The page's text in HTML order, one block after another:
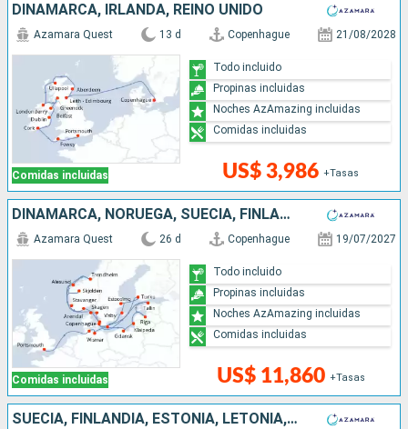
DINAMARCA, IRLANDA, REINO UNIDO
Comidas incluidas
Azamara Quest 13 d Copenhague 21/08/2028
US$ 3,986 +Tasas
Todo incluido
Propinas incluidas
Noches AzAmazing incluidas
Comidas incluidas
DINAMARCA, NORUEGA, SUECIA, FINLANDIA, ESTONIA, LETONIA, LITUANIA, POLONIA, ALEMANIA, REINO UNIDO
Comidas incluidas
Azamara Quest 26 d Copenhague 19/07/2027
US$ 11,860 +Tasas
Todo incluido
Propinas incluidas
Noches AzAmazing incluidas
Comidas incluidas
SUECIA, FINLANDIA, ESTONIA, LETONIA, LITUANIA, POLONIA, DINAMARCA, ALEMANIA, REINO UNIDO, IRLANDA, FÉROES (ISLAS), ISLANDIA, GROENLANDIA, CANADÁ, ESTADOS UNIDOS